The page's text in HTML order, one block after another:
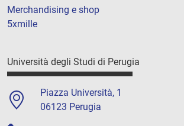
Merchandising e shop
5xmille
Università degli Studi di Perugia
Piazza Università, 1
06123 Perugia